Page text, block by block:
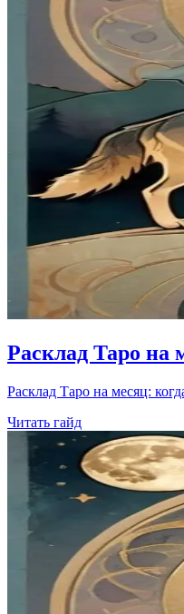
Расклад Таро на
Расклад Таро на месяц:
Читать гайд